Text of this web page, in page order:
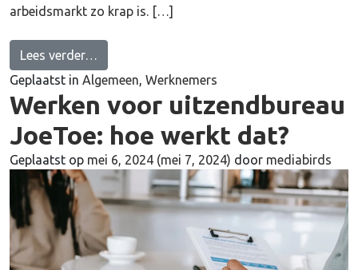
arbeidsmarkt zo krap is. […]
Lees verder…
Geplaatst in Algemeen, Werknemers
Werken voor uitzendbureau
JoeToe: hoe werkt dat?
Geplaatst op mei 6, 2024 (mei 7, 2024) door mediabirds